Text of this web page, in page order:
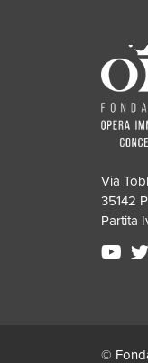
Via
35142
Partita
©